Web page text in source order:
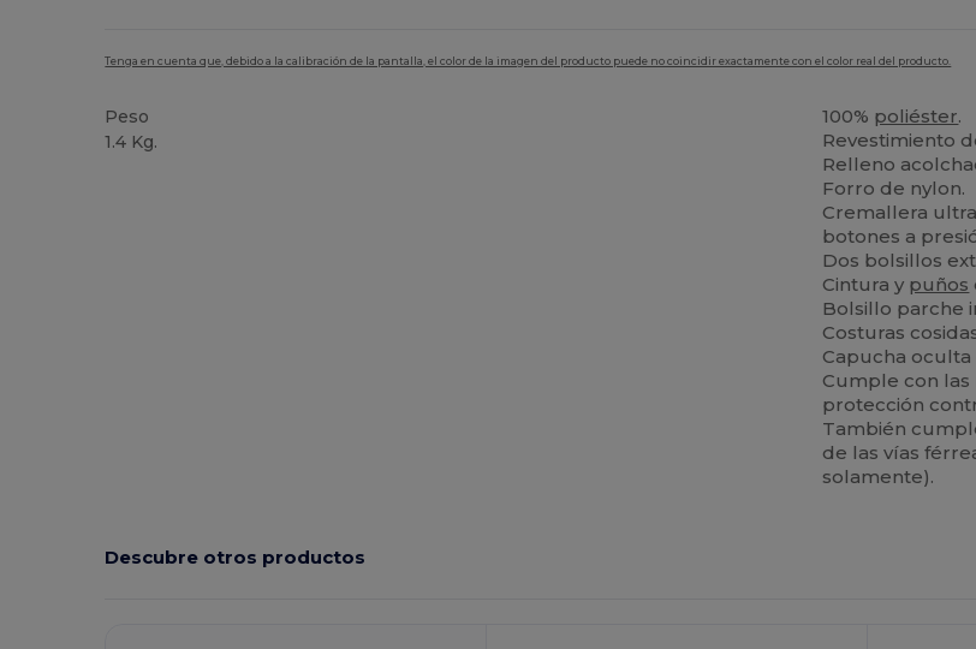
Tenga en cuenta que, debido a la calibración de la pantalla, el color de la imagen del producto puede no coincidir exactamente con el color real del producto.
Peso
1.4 Kg.
100% poliéster.
Revestimiento
Relleno
Forro de nylon.
Cremallera
botones a
Dos bolsillos
Cintura y puños
Bolsillo parche
Costuras
Capucha
Cumple con las
protección
También
de las vías
solamente).
Descubre otros productos